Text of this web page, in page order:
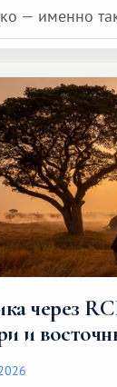
— именно
через
и